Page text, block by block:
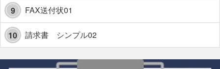
9 FAX送付状01
10 請求書 シンプル02